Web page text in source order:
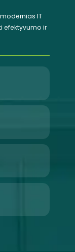
IT
efektyvumo ir